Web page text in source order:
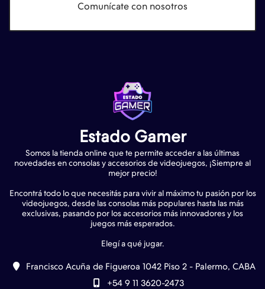
Comunícate con nosotros
Estado Gamer
Somos la tienda online que te permite acceder a las últimas
novedades en consolas y accesorios de videojuegos, ¡Siempre al
mejor precio!
Encontrá todo lo que necesitás para vivir al máximo tu pasión por los
videojuegos, desde las consolas más populares hasta las más
exclusivas, pasando por los accesorios más innovadores y los
juegos más esperados.
Francisco Acuña de Figueroa 1042 Piso 2 - Palermo, CABA
+54 9 11 3620-2473